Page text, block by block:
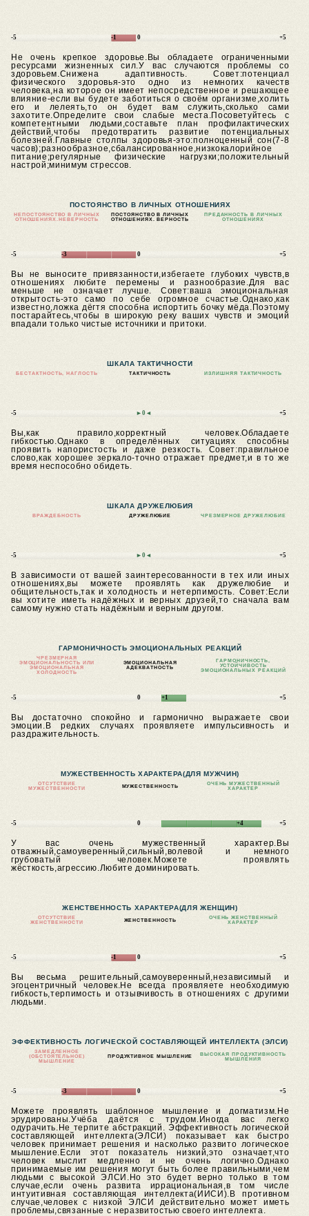
-5 -1 0 +5
Не очень крепкое здоровье.Вы обладаете ограниченными
ресурсами жизненных сил.У вас случаются проблемы со
здоровьем.Снижена адаптивность.Совет:потенциал
физического здоровья-это одно из немногих качеств
человека,на которое он имеет непосредственное и решающее
влияние-если вы будете заботиться о своём организме,холить
его и лелеять,то он будет вам служить,сколько сами
захотите.Определите свои слабые места.Посоветуйтесь с
компетентными людьми,составьте план профилактических
действий,чтобы предотвратить развитие потенциальных
болезней.Главные столпы здоровья-это:полноценный сон(7-8
часов);разнообразное,сбалансированное,низкокалорийное
питание;регулярные физические нагрузки;положительный
настрой;минимум стрессов.
ПОСТОЯНСТВО В ЛИЧНЫХ ОТНОШЕНИЯХ
НЕПОСТОЯНСТВО В ЛИЧНЫХ
ОТНОШЕНИЯХ.
НЕВЕРНОСТЬ
ПОСТОЯНСТВО В ЛИЧНЫХ
ОТНОШЕНИЯХ. ВЕРНОСТЬ
ПРЕДАННОСТЬ В ЛИЧНЫХ
ОТНОШЕНИЯХ
-5 -3 0 +5
Вы не выносите привязанности,избегаете глубоких чувств,в
отношениях любите перемены и разнообразие.Для вас
меньше не означает лучше. Совет:ваша эмоциональная
открытость-это само по себе огромное счастье.Однако,как
известно,ложка дёгтя способна испортить бочку мёда.Поэтому
постарайтесь,чтобы в широкую реку ваших чувств и эмоций
впадали только чистые источники и притоки.
ШКАЛА ТАКТИЧНОСТИ
БЕСТАКТНОСТЬ, НАГЛОСТЬ ТАКТИЧНОСТЬ ИЗЛИШНЯЯ ТАКТИЧНОСТЬ
-5 ►0◄ +5
Вы,как правило,корректный человек.Обладаете
гибкостью.Однако в определённых ситуациях способны
проявить напористость и даже резкость. Совет:правильное
слово,как хорошее зеркало-точно отражает предмет,и в то же
время неспособно обидеть.
ШКАЛА ДРУЖЕЛЮБИЯ
ВРАЖДЕБНОСТЬ ДРУЖЕЛЮБИЕ ЧРЕЗМЕРНОЕ ДРУЖЕЛЮБИЕ
-5 ►0◄ +5
В зависимости от вашей заинтересованности в тех или иных
отношениях,вы можете проявлять как дружелюбие и
общительность,так и холодность и нетерпимость. Совет:Если
вы хотите иметь надёжных и верных друзей,то сначала вам
самому нужно стать надёжным и верным другом.
ГАРМОНИЧНОСТЬ ЭМОЦИОНАЛЬНЫХ РЕАКЦИЙ
ЧРЕЗМЕРНАЯ
ЭМОЦИОНАЛЬНОСТЬ ИЛИ
ЭМОЦИОНАЛЬНАЯ
ХОЛОДНОСТЬ
ЭМОЦИОНАЛЬНАЯ
АДЕКВАТНОСТЬ
ГАРМОНИЧНОСТЬ,
УСТОЙЧИВОСТЬ
ЭМОЦИОНАЛЬНЫХ РЕАКЦИЙ
-5 0 +1 +5
Вы достаточно спокойно и гармонично выражаете свои
эмоции.В редких случаях проявляете импульсивность и
раздражительность.
МУЖЕСТВЕННОСТЬ ХАРАКТЕРА(ДЛЯ МУЖЧИН)
ОТСУТСТВИЕ
МУЖЕСТВЕННОСТИ
МУЖЕСТВЕННОСТЬ
ОЧЕНЬ МУЖЕСТВЕННЫЙ
ХАРАКТЕР
-5 0 +4 +5
У вас очень мужественный характер.Вы
отважный,самоуверенный,сильный,волевой и немного
грубоватый человек.Можете проявлять
жёсткость,агрессию.Любите доминировать.
ЖЕНСТВЕННОСТЬ ХАРАКТЕРА(ДЛЯ ЖЕНЩИН)
ОТСУТСТВИЕ
ЖЕНСТВЕННОСТИ
ЖЕНСТВЕННОСТЬ
ОЧЕНЬ ЖЕНСТВЕННЫЙ
ХАРАКТЕР
-5 -1 0 +5
Вы весьма решительный,самоуверенный,независимый и
эгоцентричный человек.Не всегда проявляете необходимую
гибкость,терпимость и отзывчивость в отношениях с другими
людьми.
ЭФФЕКТИВНОСТЬ ЛОГИЧЕСКОЙ СОСТАВЛЯЮЩЕЙ ИНТЕЛЛЕКТА (ЭЛСИ)
ЗАМЕДЛЕННОЕ
(ОБСТОЯТЕЛЬНОЕ)
МЫШЛЕНИЕ
ПРОДУКТИВНОЕ МЫШЛЕНИЕ
ВЫСОКАЯ ПРОДУКТИВНОСТЬ
МЫШЛЕНИЯ
-5 -3 0 +5
Можете проявлять шаблонное мышление и догматизм.Не
эрудированы.Учёба даётся с трудом.Иногда вас легко
одурачить.Не терпите абстракций. Эффективность логической
составляющей интеллекта(ЭЛСИ) показывает как быстро
человек принимает решения и насколько развито логическое
мышление.Если этот показатель низкий,это означает,что
человек мыслит медленно и не очень логично.Однако
принимаемые им решения могут быть более правильными,чем
людьми с высокой ЭЛСИ.Но это будет верно только в том
случае,если очень развита иррациональная,в том числе
интуитивная составляющая интеллекта(ИИСИ).В противном
случае,человек с низкой ЭЛСИ действительно может иметь
проблемы,связанные с неразвитостью своего интеллекта.